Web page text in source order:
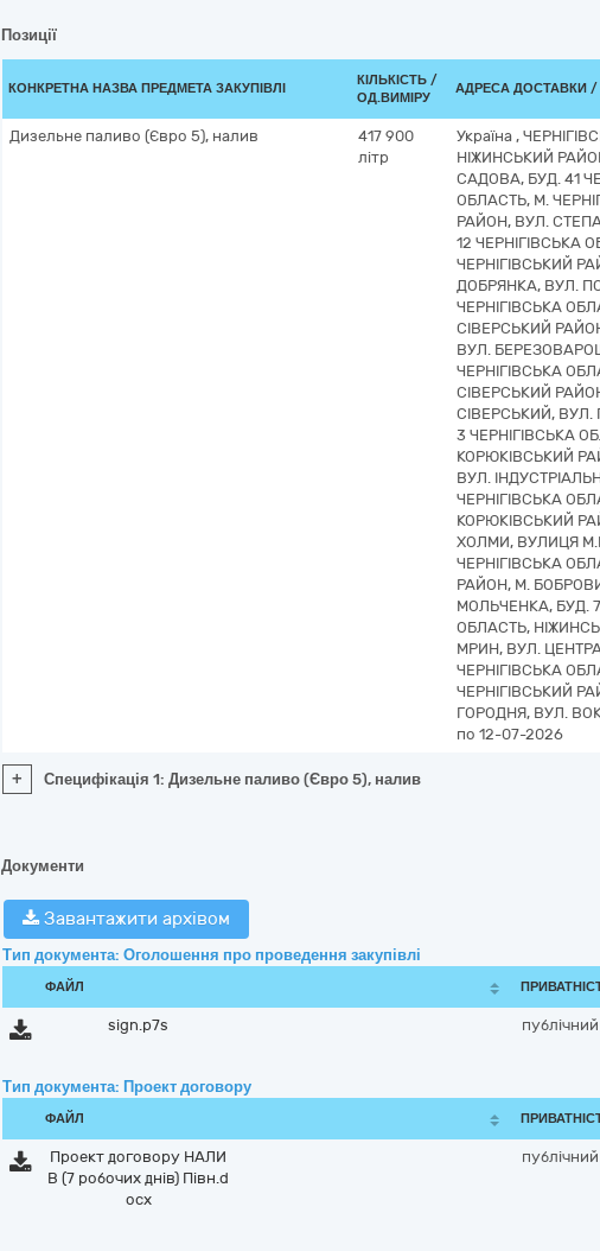
Позиції
КОНКРЕТНА НАЗВА ПРЕДМЕТА ЗАКУПІВЛІ
КІЛЬКІСТЬ /
ОД.ВИМІРУ
АДРЕСА ДОСТАВКИ /
Дизельне паливо (Євро 5), налив
417 900
літр
Україна ,
НІЖИНСЬКИЙ
САДОВА, БУД. 41
ОБЛАСТЬ, М.
РАЙОН, ВУЛ.
12 ЧЕРНІГІВСЬКА
ЧЕРНІГІВСЬКИЙ
ДОБРЯНКА, ВУЛ.
ЧЕРНІГІВСЬКА
СІВЕРСЬКИЙ
ВУЛ.
ЧЕРНІГІВСЬКА
СІВЕРСЬКИЙ
СІВЕРСЬКИЙ,
3 ЧЕРНІГІВСЬКА
КОРЮКІВСЬКИЙ
ВУЛ.
ЧЕРНІГІВСЬКА
КОРЮКІВСЬКИЙ
ХОЛМИ, ВУЛИЦЯ
ЧЕРНІГІВСЬКА
РАЙОН, М.
МОЛЬЧЕНКА, БУД.
ОБЛАСТЬ,
МРИН, ВУЛ.
ЧЕРНІГІВСЬКА
ЧЕРНІГІВСЬКИЙ
ГОРОДНЯ, ВУЛ.
по 12-07-2026
+ Специфікація 1: Дизельне паливо (Євро 5), налив
Документи
Завантажити архівом
Тип документа: Оголошення про проведення закупівлі
ФАЙЛ
sign.p7s публічний
Тип документа: Проект договору
ФАЙЛ
Проект договору НАЛИ
В (7 робочих днів) Півн.d
ocx
публічний